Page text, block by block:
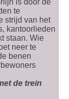
te
strijd van het
kantoorlieden
staan. Wie
neer te
benen
de trein